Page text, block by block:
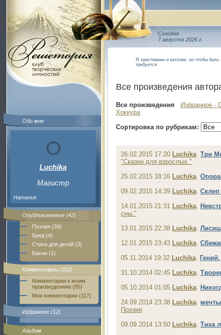
Обо мне
Luchika
Магистр
Наталия
Опубликованное (42)
Поэзия (34)
Бред (4)
Стихи для детей (3)
Басни (1)
Комментарии (202)
Комментарии к моим
произведениям (85)
Мои комментарии (117)
Избранное (12)
Альбом
Сегодня
7 августа 2026 г.
Я христианин и католик, но чтобы быть
требуется
Все произведения
Все произведения
Избранное -
Хоккура
Сортировка по рубрикам:
26.02.2015 17:20 Luchika. Три
"Сказки для взрослых."
25.02.2015 18:16 Luchika.
09.02.2015 14:39 Luchika.
14.01.2015 21:31 Luchika.
сны."
13.01.2015 22:38 Luchika.
12.01.2015 23:43 Luchika.
05.11.2014 19:32 Luchika. Гений.
31.10.2014 02:45 Luchika.
05.10.2014 01:05 Luchika.
24.09.2014 23:38 Luchika.
Поэзия
09.09.2014 13:50 Luchika. Тиха